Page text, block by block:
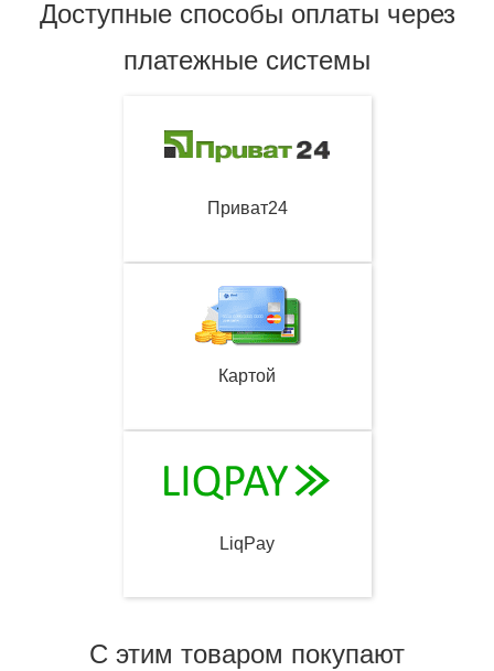
Доступные способы оплаты через
платежные системы
Приват24
Картой
LiqPay
С этим товаром покупают